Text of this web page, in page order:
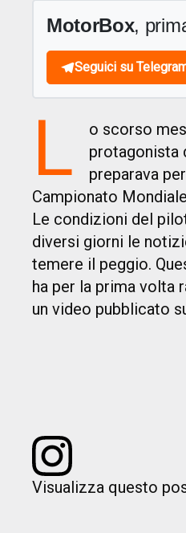
MotorBox,
Seguici su
L o scorso
protagonista
preparava
Campionato
Le condizioni del
diversi giorni le
temere il peggio.
ha per la prima volta
un video pubblicato
Visualizza questo